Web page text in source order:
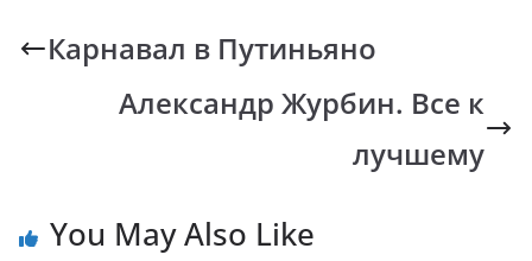
b
o
s
A
p
y
Li
n
gr
a
m
Карнавал в Путиньяно
Александр Журбин. Все к
лучшему
You May Also Like